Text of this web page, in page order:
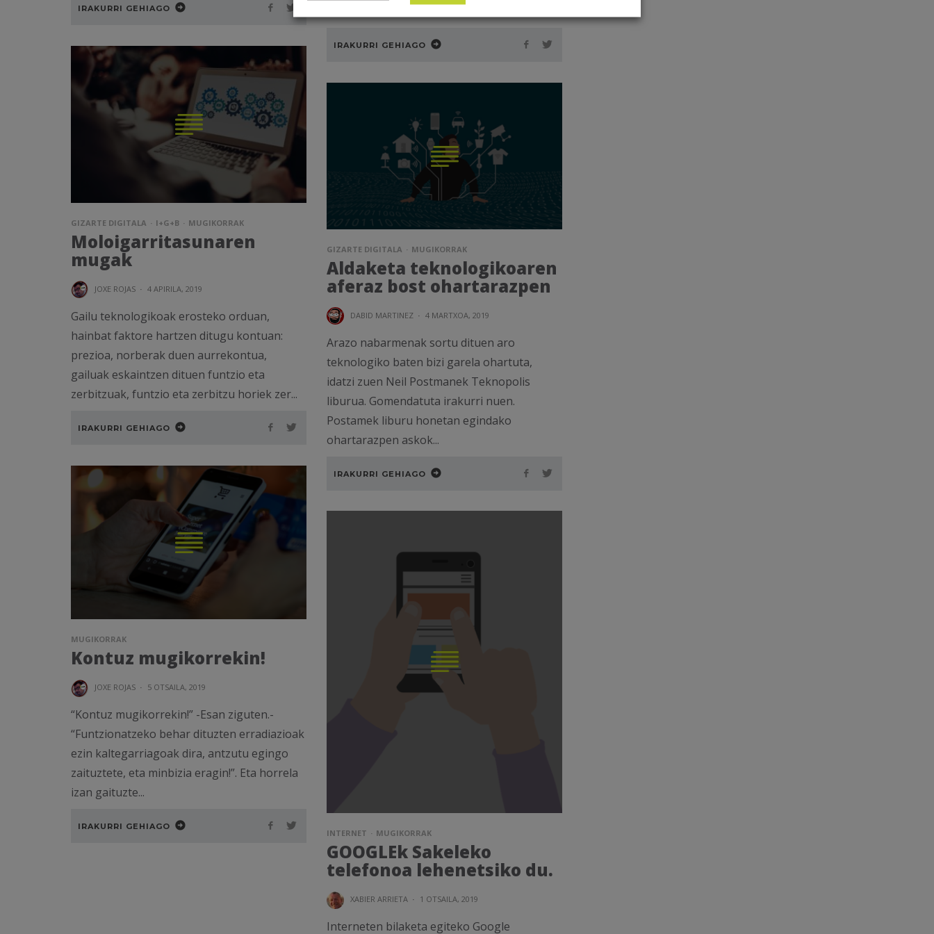
IRAKURRI GEHIAGO
IRAKURRI GEHIAGO
GIZARTE DIGITALA I+G+B MUGIKORRAK
Moloigarritasunaren
mugak
JOXE ROJAS · 4 APIRILA, 2019
Gailu teknologikoak erosteko orduan,
hainbat faktore hartzen ditugu kontuan:
prezioa, norberak duen aurrekontua,
gailuak eskaintzen dituen funtzio eta
zerbitzuak, funtzio eta zerbitzu horiek zer...
IRAKURRI GEHIAGO
GIZARTE DIGITALA MUGIKORRAK
Aldaketa teknologikoaren
aferaz bost ohartarazpen
DABID MARTINEZ · 4 MARTXOA, 2019
Arazo nabarmenak sortu dituen aro
teknologiko baten bizi garela ohartuta,
idatzi zuen Neil Postmanek Teknopolis
liburua. Gomendatuta irakurri nuen.
Postamek liburu honetan egindako
ohartarazpen askok...
IRAKURRI GEHIAGO
MUGIKORRAK
Kontuz mugikorrekin!
JOXE ROJAS · 5 OTSAILA, 2019
“Kontuz mugikorrekin!” -Esan ziguten.-
“Funtzionatzeko behar dituzten erradiazioak
ezin kaltegarriagoak dira, antzutu egingo
zaituztete, eta minbizia eragin!”. Eta horrela
izan gaituzte...
IRAKURRI GEHIAGO
INTERNET MUGIKORRAK
GOOGLEk Sakeleko
telefonoa lehenetsiko du.
XABIER ARRIETA · 1 OTSAILA, 2019
Interneten bilaketa egiteko Google